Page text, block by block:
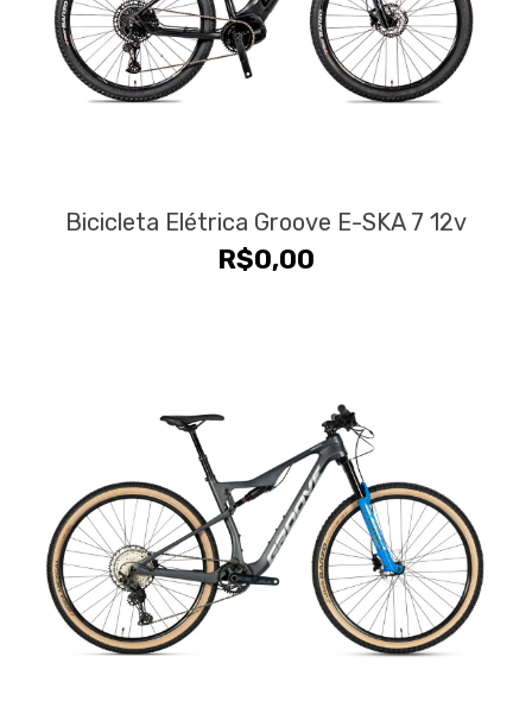
Bicicleta Elétrica Groove E-SKA 7 12v
R$0,00